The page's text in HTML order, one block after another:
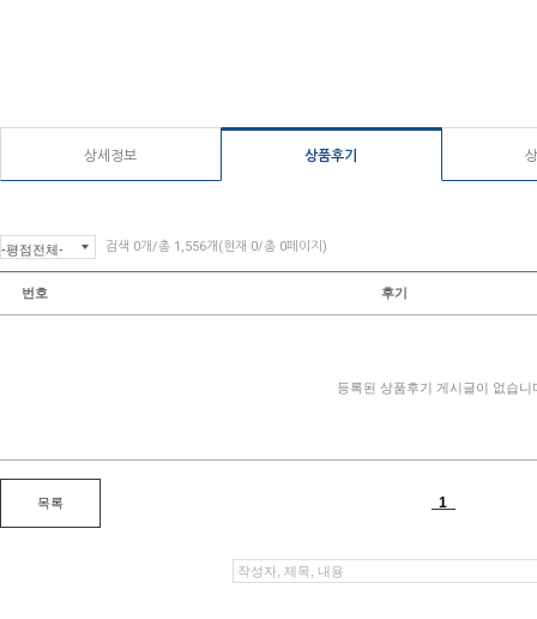
상세정보 상품후기